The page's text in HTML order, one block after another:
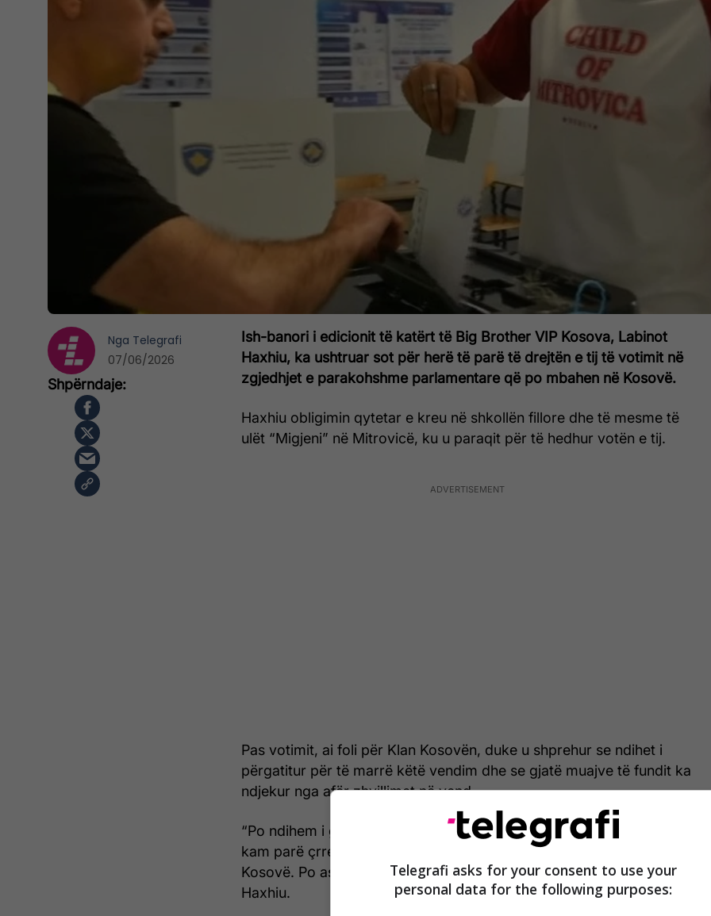
Ish-banori i edicionit të katërt të Big Brother VIP Kosova, Labinot
Haxhiu, ka ushtruar sot për herë të parë të drejtën e tij të votimit në
zgjedhjet e parakohshme parlamentare që po mbahen në Kosovë.
Haxhiu obligimin qytetar e kreu në shkollën fillore dhe të mesme të
ulët “Migjeni” në Mitrovicë, ku u paraqit për të hedhur votën e tij.
Pas votimit, ai foli për Klan Kosovën, duke u shprehur se ndihet i
përgatitur për të marrë këtë vendim dhe se gjatë muajve të fundit ka
ndjekur nga afër zhvillimet në vend.
“Po ndihem i gatshëm. Që katër muaj jam duke jetuar në Kosovë, i
kam parë çrregullimet e sistemit, e di se çka dua me u përmirësu në
Kosovë. Po ashtu e kam bërë edhe një research të vogël”, deklaroi
Haxhiu.
Nga Telegrafi
07/06/2026
Telegrafi asks for your consent to use your
personal data for the following purposes: